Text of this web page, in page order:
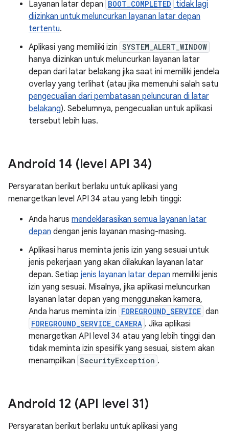
Layanan latar depan BOOT_COMPLETED tidak lagi
diizinkan untuk meluncurkan layanan latar depan
tertentu.
Aplikasi yang memiliki izin SYSTEM_ALERT_WINDOW
hanya diizinkan untuk meluncurkan layanan latar
depan dari latar belakang jika saat ini memiliki jendela
overlay yang terlihat (atau jika memenuhi salah satu
pengecualian dari pembatasan peluncuran di latar
belakang). Sebelumnya, pengecualian untuk aplikasi
tersebut lebih luas.
Android 14 (level API 34)
Persyaratan berikut berlaku untuk aplikasi yang
menargetkan level API 34 atau yang lebih tinggi:
Anda harus mendeklarasikan semua layanan latar
depan dengan jenis layanan masing-masing.
Aplikasi harus meminta jenis izin yang sesuai untuk
jenis pekerjaan yang akan dilakukan layanan latar
depan. Setiap jenis layanan latar depan memiliki jenis
izin yang sesuai. Misalnya, jika aplikasi meluncurkan
layanan latar depan yang menggunakan kamera,
Anda harus meminta izin FOREGROUND_SERVICE dan
FOREGROUND_SERVICE_CAMERA . Jika aplikasi
menargetkan API level 34 atau yang lebih tinggi dan
tidak meminta izin spesifik yang sesuai, sistem akan
menampilkan SecurityException .
Android 12 (API level 31)
Persyaratan berikut berlaku untuk aplikasi yang